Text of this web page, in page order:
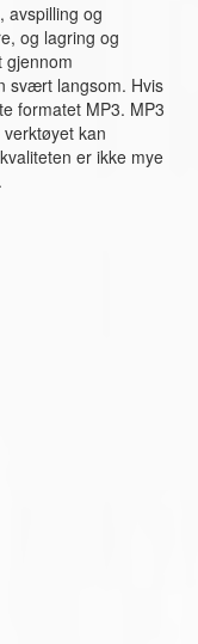
avspilling og
og lagring og
gjennom
svært langsom. Hvis
formatet MP3. MP3
kan
er ikke mye